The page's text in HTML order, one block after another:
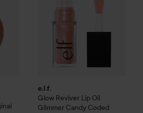
e.l.f.
Glow Reviver Lip Oil
Glimmer Candy Coded